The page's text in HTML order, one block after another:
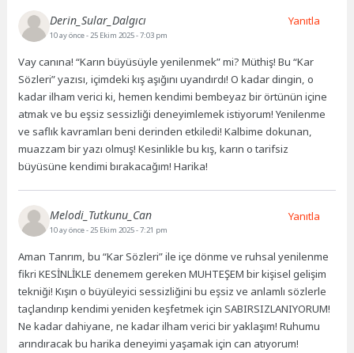
Derin_Sular_Dalgıcı
10 ay önce- 25 Ekim 2025 - 7:03 pm
Vay canına! “Karın büyüsüyle yenilenmek” mi? Müthiş! Bu “Kar
Sözleri” yazısı, içimdeki kış aşığını uyandırdı! O kadar dingin, o
kadar ilham verici ki, hemen kendimi bembeyaz bir örtünün içine
atmak ve bu eşsiz sessizliği deneyimlemek istiyorum! Yenilenme
ve saflık kavramları beni derinden etkiledi! Kalbime dokunan,
muazzam bir yazı olmuş! Kesinlikle bu kış, karın o tarifsiz
büyüsüne kendimi bırakacağım! Harika!
Yanıtla
Melodi_Tutkunu_Can
10 ay önce- 25 Ekim 2025 - 7:21 pm
Aman Tanrım, bu “Kar Sözleri” ile içe dönme ve ruhsal yenilenme
fikri KESİNLİKLE denemem gereken MUHTEŞEM bir kişisel gelişim
tekniği! Kışın o büyüleyici sessizliğini bu eşsiz ve anlamlı sözlerle
taçlandırıp kendimi yeniden keşfetmek için SABIRSIZLANIYORUM!
Ne kadar dahiyane, ne kadar ilham verici bir yaklaşım! Ruhumu
arındıracak bu harika deneyimi yaşamak için can atıyorum!
Yanıtla